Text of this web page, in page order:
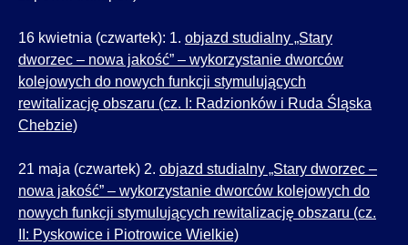
16 kwietnia (czwartek): 1. objazd studialny „Stary
dworzec – nowa jakość” – wykorzystanie dworców
kolejowych do nowych funkcji stymulujących
rewitalizację obszaru (cz. I: Radzionków i Ruda Śląska
Chebzie)
21 maja (czwartek) 2. objazd studialny „Stary dworzec –
nowa jakość” – wykorzystanie dworców kolejowych do
nowych funkcji stymulujących rewitalizację obszaru (cz.
II: Pyskowice i Piotrowice Wielkie)